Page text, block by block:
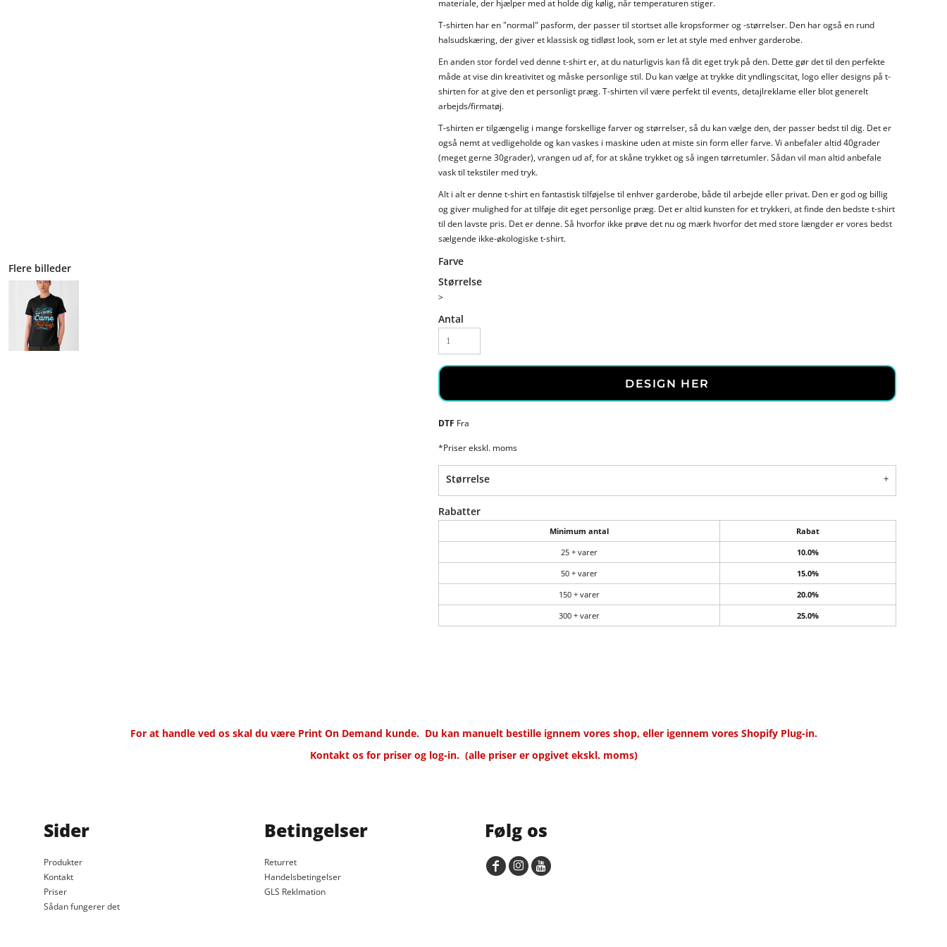
Flere billeder
materiale, der hjælper med at holde dig kølig, når temperaturen stiger.
T-shirten har en "normal" pasform, der passer til stortset alle kropsformer og -størrelser. Den har også en rund
halsudskæring, der giver et klassisk og tidløst look, som er let at style med enhver garderobe.
En anden stor fordel ved denne t-shirt er, at du naturligvis kan få dit eget tryk på den. Dette gør det til den perfekte
måde at vise din kreativitet og måske personlige stil. Du kan vælge at trykke dit yndlingscitat, logo eller designs på t-
shirten for at give den et personligt præg. T-shirten vil være perfekt til events, detajlreklame eller blot generelt
arbejds/firmatøj.
T-shirten er tilgængelig i mange forskellige farver og størrelser, så du kan vælge den, der passer bedst til dig. Det er
også nemt at vedligeholde og kan vaskes i maskine uden at miste sin form eller farve. Vi anbefaler altid 40grader
(meget gerne 30grader), vrangen ud af, for at skåne trykket og så ingen tørretumler. Sådan vil man altid anbefale
vask til tekstiler med tryk.
Alt i alt er denne t-shirt en fantastisk tilføjelse til enhver garderobe, både til arbejde eller privat. Den er god og billig
og giver mulighed for at tilføje dit eget personlige præg. Det er altid kunsten for et trykkeri, at finde den bedste t-shirt
til den lavste pris. Det er denne. Så hvorfor ikke prøve det nu og mærk hvorfor det med store længder er vores bedst
sælgende ikke-økologiske t-shirt.
Farve
Størrelse
>
Antal
DESIGN HER
DTF Fra
*Priser ekskl. moms
Størrelse
Rabatter
Minimum antal
Rabat
25 + varer
10.0%
50 + varer
15.0%
150 + varer
20.0%
300 + varer
25.0%
For at handle ved os skal du være Print On Demand kunde. Du kan manuelt bestille ignnem vores shop, eller igennem vores Shopify Plug-in.
Kontakt os for priser og log-in. (alle priser er opgivet ekskl. moms)
Sider
Produkter
Kontakt
Priser
Sådan fungerer det
Betingelser
Returret
Handelsbetingelser
GLS Reklmation
Følg os